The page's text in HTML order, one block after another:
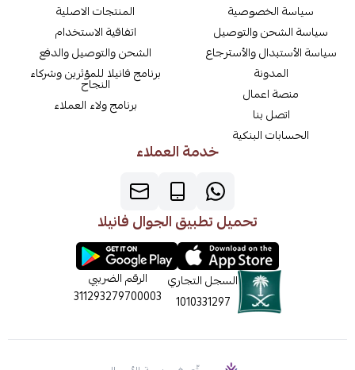
سياسة الخصوصية
سياسة الشحن والتوصيل
سياسة الأستبدال والأسترجاع
المدونة
منصة اعمال
اتصل بنا
الحسابات البنكية
المنتجات الاصلية
اتفاقية الاستخدام
الشحن والتوصيل والدفع
برنامج فانيلا للمؤثرين وشركاء
النجاح
برنامج ولاء العملاء
خدمة العملاء
تحميل تطبيق الجوال فانيلا
السجل التجاري
1010331297
الرقم الضريبي
311293279700003